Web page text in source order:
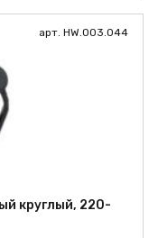
арт. HW.003.044
круглый, 220-